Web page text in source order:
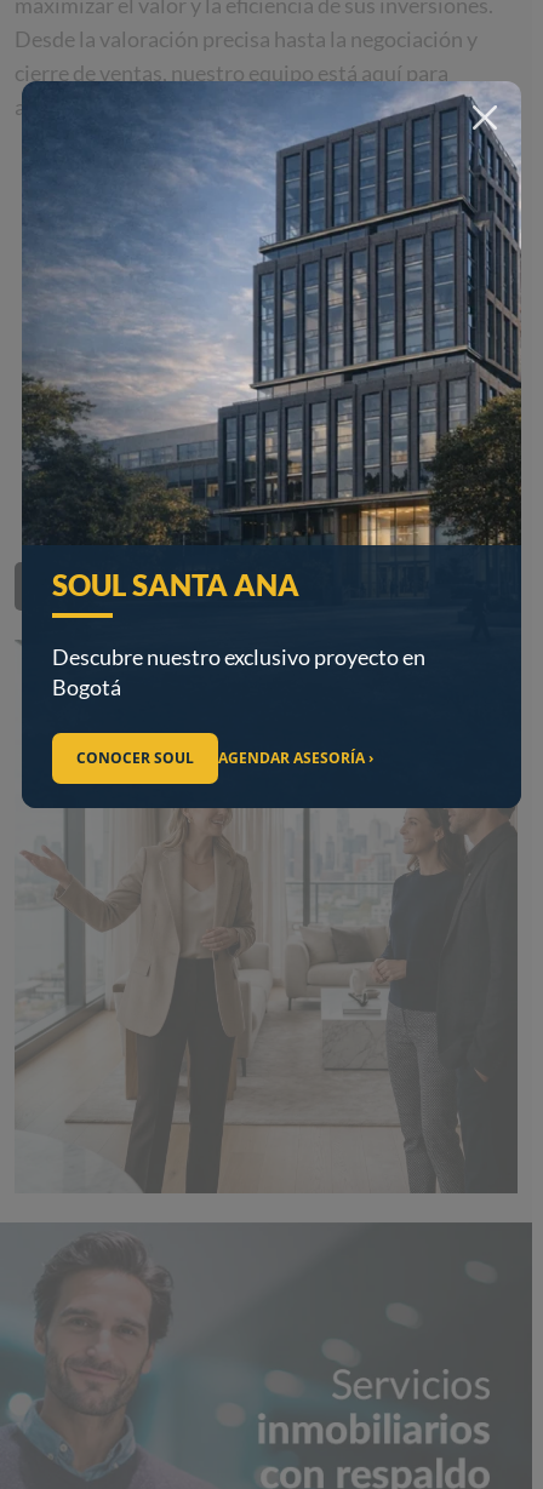
Desde la valoración precisa hasta la negociación y
cierre de ventas, nuestro equipo está aquí para
ayudarte en cada paso del camino.
Valoración precisa de tu propiedad
Gestión de visitas y open House
Estrategia de marketing personalizada
Negociación y cierre de venta
Fotografía y video profesional
Asesoría Jurídica
MÁS BENEFICIOS
SOUL SANTA ANA
Descubre nuestro exclusivo proyecto en
Bogotá
CONOCER SOUL AGENDAR ASESORÍA ›